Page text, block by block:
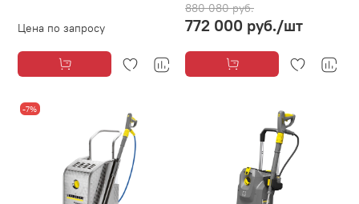
Цена по запросу
880 080 руб.
772 000 руб./шт
-7%